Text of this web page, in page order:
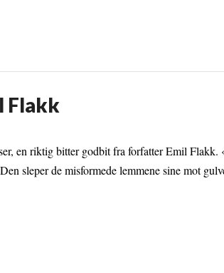
Flakk
en riktig bitter godbit fra forfatter Emil Flakk.
sleper de misformede lemmene sine mot